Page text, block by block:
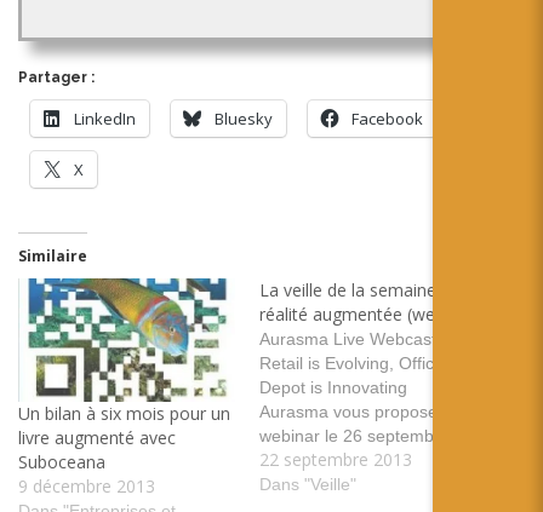
Partager :
LinkedIn Bluesky Facebook
X
Similaire
Un bilan à six mois pour un
livre augmenté avec
Suboceana
9 décembre 2013
La veille de la semaine en
réalité augmentée (weekly)
Aurasma Live Webcast:
Retail is Evolving, Office
Depot is Innovating
Aurasma vous propose un
webinar le 26 septembre
sur les usages de la réalité
augmentée dans le
22 septembre 2013
Dans "Veille"